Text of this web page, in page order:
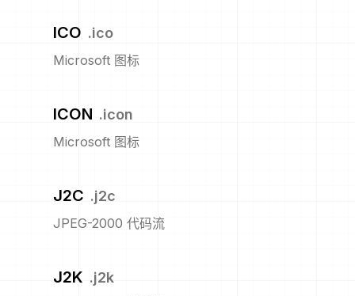
ICO .ico
Microsoft 图标
ICON .icon
Microsoft 图标
J2C .j2c
JPEG-2000 代码流
J2K .j2k